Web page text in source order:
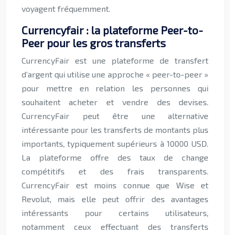
voyagent fréquemment.
Currencyfair : la plateforme Peer-to-
Peer pour les gros transferts
CurrencyFair est une plateforme de transfert
d’argent qui utilise une approche « peer-to-peer »
pour mettre en relation les personnes qui
souhaitent acheter et vendre des devises.
CurrencyFair peut être une alternative
intéressante pour les transferts de montants plus
importants, typiquement supérieurs à 10000 USD.
La plateforme offre des taux de change
compétitifs et des frais transparents.
CurrencyFair est moins connue que Wise et
Revolut, mais elle peut offrir des avantages
intéressants pour certains utilisateurs,
notamment ceux effectuant des transferts